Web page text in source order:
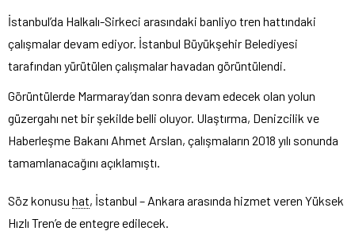
İstanbul’da Halkalı-Sirkeci arasındaki banliyo tren hattındaki
çalışmalar devam ediyor. İstanbul Büyükşehir Belediyesi
tarafından yürütülen çalışmalar havadan görüntülendi.
Görüntülerde Marmaray’dan sonra devam edecek olan yolun
güzergahı net bir şekilde belli oluyor. Ulaştırma, Denizcilik ve
Haberleşme Bakanı Ahmet Arslan, çalışmaların 2018 yılı sonunda
tamamlanacağını açıklamıştı.
Söz konusu hat, İstanbul – Ankara arasında hizmet veren Yüksek
Hızlı Tren’e de entegre edilecek.